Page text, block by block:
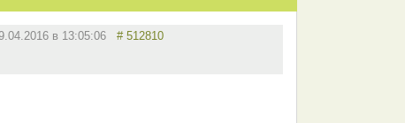
в 13:05:06 # 512810